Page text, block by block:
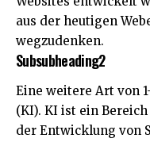
aus der heutigen
wegzudenken.
Subsubheading2
Eine weitere Art von
(KI). KI ist ein
der Entwicklung von